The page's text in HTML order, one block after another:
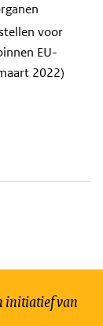
voor
EU-
2022)
initiatief van